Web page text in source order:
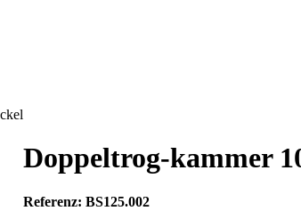
Doppeltrog-kammer
Referenz: BS125.002